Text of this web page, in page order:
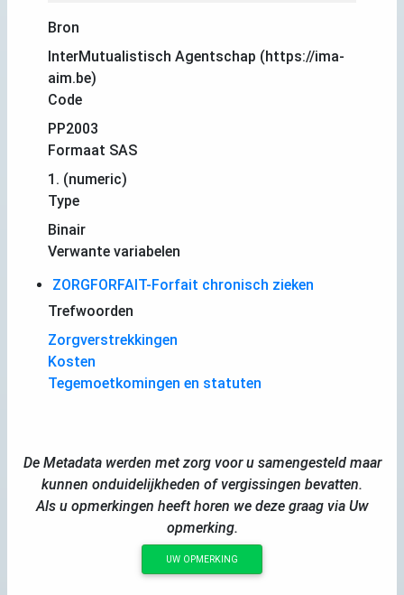
Bron
InterMutualistisch Agentschap (https://ima-
aim.be)
Code
PP2003
Formaat SAS
1. (numeric)
Type
Binair
Verwante variabelen
ZORGFORFAIT-Forfait chronisch zieken
Trefwoorden
Zorgverstrekkingen
Kosten
Tegemoetkomingen en statuten
De Metadata werden met zorg voor u samengesteld maar
kunnen onduidelijkheden of vergissingen bevatten.
Als u opmerkingen heeft horen we deze graag via Uw
opmerking.
UW OPMERKING